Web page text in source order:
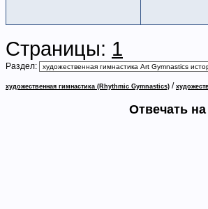
Страницы: 1
Раздел:
художественная гимнастика (Rhythmic Gymnastics) /
Отвечать